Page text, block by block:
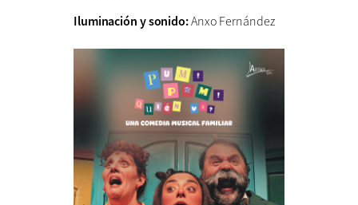
Iluminación y sonido:Anxo Fernández